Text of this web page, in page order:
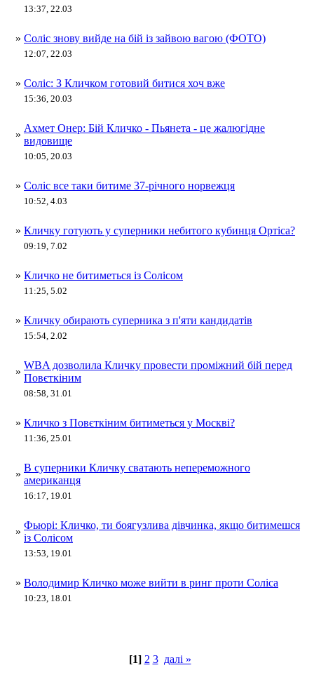
13:37, 22.03
» Соліс знову вийде на бій із зайвою вагою (ФОТО)
12:07, 22.03
» Соліс: З Кличком готовий битися хоч вже
15:36, 20.03
»
Ахмет Онер: Бій Кличко - Пьянета - це жалюгідне
видовище
10:05, 20.03
» Соліс все таки битиме 37-річного норвежця
10:52, 4.03
» Кличку готують у суперники небитого кубинця Ортіса?
09:19, 7.02
» Кличко не битиметься із Солісом
11:25, 5.02
» Кличку обирають суперника з п'яти кандидатів
15:54, 2.02
»
WBA дозволила Кличку провести проміжний бій перед
Повєткіним
08:58, 31.01
» Кличко з Повєткіним битиметься у Москві?
11:36, 25.01
»
В суперники Кличку сватають непереможного
американця
16:17, 19.01
»
Фьюрі: Кличко, ти боягузлива дівчинка, якщо битимешся
із Солісом
13:53, 19.01
» Володимир Кличко може вийти в ринг проти Соліса
10:23, 18.01
[1] 2 3 далі »